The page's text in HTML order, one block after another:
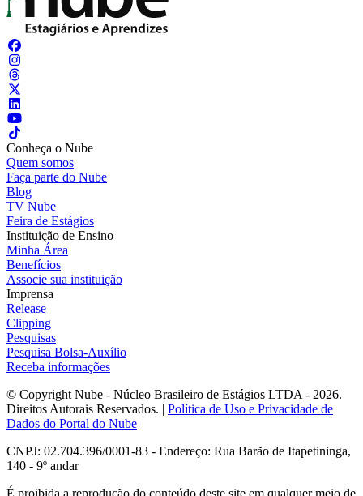
Conheça o Nube
Quem somos
Faça parte do Nube
Blog
TV Nube
Feira de Estágios
Instituição de Ensino
Minha Área
Benefícios
Associe sua instituição
Imprensa
Release
Clipping
Pesquisas
Pesquisa Bolsa-Auxílio
Receba informações
© Copyright Nube - Núcleo Brasileiro de Estágios LTDA - 2026.
Direitos Autorais Reservados. | Política de Uso e Privacidade de
Dados do Portal do Nube
CNPJ: 02.704.396/0001-83 - Endereço: Rua Barão de Itapetininga,
140 - 9º andar
É proibida a reprodução do conteúdo deste site em qualquer meio de